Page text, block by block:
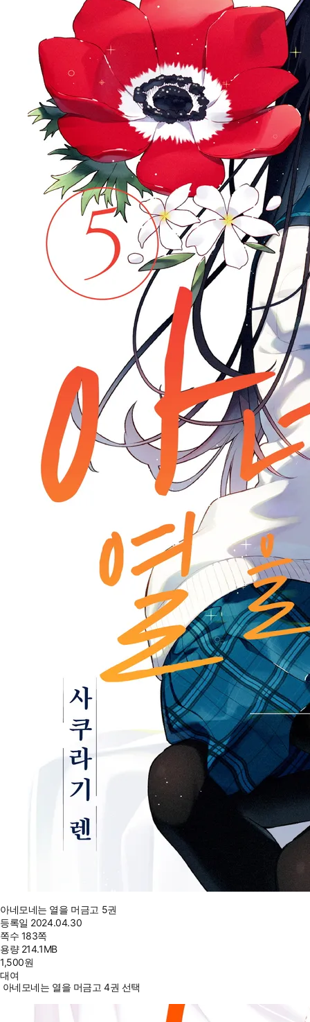
아네모네는 열을 머금고 5권
등록일 2024.04.30
쪽수 183쪽
용량 214.1MB
1,500원
대여
아네모네는 열을 머금고 4권 선택